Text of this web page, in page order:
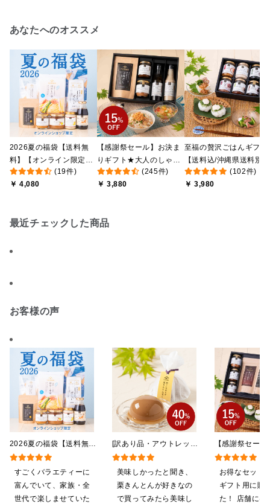
あなたへのオススメ
2026夏の福袋【送料無
料】【オンライン限定】
【ポイントキャンペーン
実施中】【のし・ラッピ
(19件)
￥ 4,080
【感謝祭セール】お決ま
りギフト★大人のしゃけ
しゃけめんたい入り【送
料込/沖縄県送料別途】
(245件)
￥ 3,880
至福の贅沢ごはんギフト
【送料込/沖縄県送料別
途】【化粧箱包装付/オン
ライン限定】
(102件)
￥ 3,980
最近チェックした商品
お客様の声
【感謝祭セー
贅沢ごはんギフ
料/沖縄県送料
粧箱包装付/オ
定】
お得なセット
ギフト用に購
た！ 店舗には
2026夏の福袋【送料無
料】【オンライン限定】
【ポイントキャンペーン実
施中】【のし・ラッピン
グ・化粧箱詰め不可】
すごくバラエティーに
富んでいて、家族・全
世代で楽しませていた
[訳あり品・アウトレット]
[賞味期限2026年09月09
日]絹ごしなめらか 栗き
んとんゼリー 81g【季節
限定】
美味しかったと聞き、
栗きんとんが好きなの
で買ってみたら美味し